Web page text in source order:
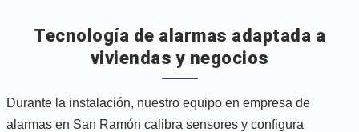
Tecnología de alarmas adaptada a
viviendas y negocios
Durante la instalación, nuestro equipo en empresa de
alarmas en San Ramón calibra sensores y configura